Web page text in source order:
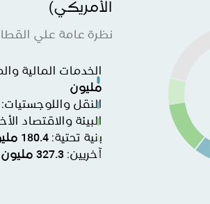
الأمريكي)
نظرة عامة علي
الخدمات المالية
مليون
النقل واللوجستيات:
البيئة والاقتصاد
بنية تحتية:
180.4
آخريين:
327.3 مليون